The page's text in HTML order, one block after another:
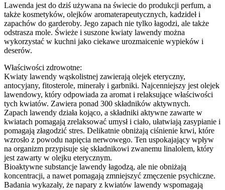
Lawenda jest do dziś używana na świecie do produkcji perfum, a
także kosmetyków, olejków aromaterapeutycznych, kadzideł i
zapachów do garderoby. Jego zapach nie tylko łagodzi, ale także
odstrasza mole. Świeże i suszone kwiaty lawendy można
wykorzystać w kuchni jako ciekawe urozmaicenie wypieków i
deserów.
Właściwości zdrowotne:
Kwiaty lawendy wąskolistnej zawierają olejek eteryczny,
antocyjany, fitosterole, minerały i garbniki. Najcenniejszy jest olejek
lawendowy, który odpowiada za aromat i relaksujące właściwości
tych kwiatów. Zawiera ponad 300 składników aktywnych.
Zapach lawendy działa kojąco, a składniki aktywne zawarte w
kwiatach pomagają zrelaksować umysł i ciało, ułatwiają zasypianie i
pomagają złagodzić stres. Delikatnie obniżają ciśnienie krwi, które
wzrosło z powodu napięcia nerwowego. Ten uspokajający wpływ
na organizm przypisuje się składnikowi zwanemu linalolem, który
jest zawarty w olejku eterycznym.
Bioaktywne substancje lawendy łagodzą, ale nie obniżają
koncentracji, a nawet pomagają zmniejszyć zmęczenie psychiczne.
Badania wykazały, że napary z kwiatów lawendy wspomagają